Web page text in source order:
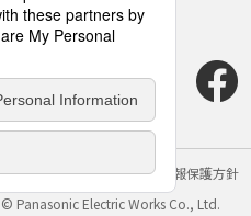
クッキーポリシー
個人情報保護方針
© Panasonic Electric Works Co., Ltd.